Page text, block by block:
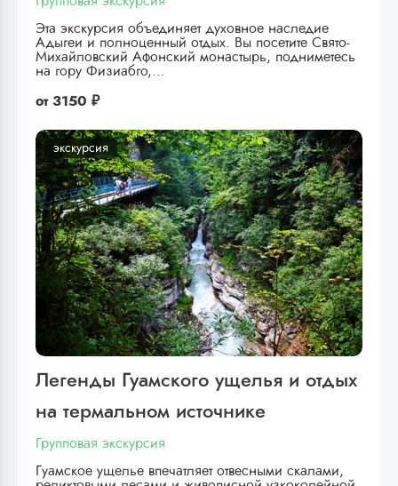
Эта экскурсия объединяет духовное наследие
Адыгеи и полноценный отдых. Вы посетите Свято-
Михайловский Афонский монастырь, подниметесь
на гору Физиабго,…
от 3150 ₽
экскурсия
Легенды Гуамского ущелья и отдых
на термальном источнике
Групповая экскурсия
Гуамское ущелье впечатляет отвесными скалами,